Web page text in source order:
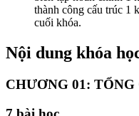
thành công cấu trúc 1
cuối khóa.
Nội dung khóa
CHƯƠNG 01: